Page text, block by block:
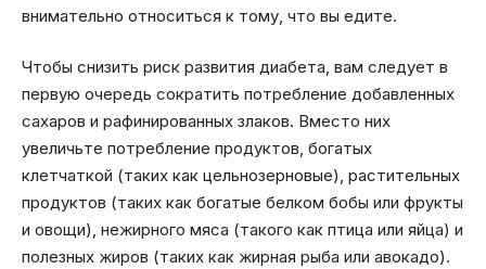
внимательно относиться к тому, что вы едите.
Чтобы снизить риск развития диабета, вам следует в
первую очередь сократить потребление добавленных
сахаров и рафинированных злаков. Вместо них
увеличьте потребление продуктов, богатых
клетчаткой (таких как цельнозерновые), растительных
продуктов (таких как богатые белком бобы или фрукты
и овощи), нежирного мяса (такого как птица или яйца) и
полезных жиров (таких как жирная рыба или авокадо).